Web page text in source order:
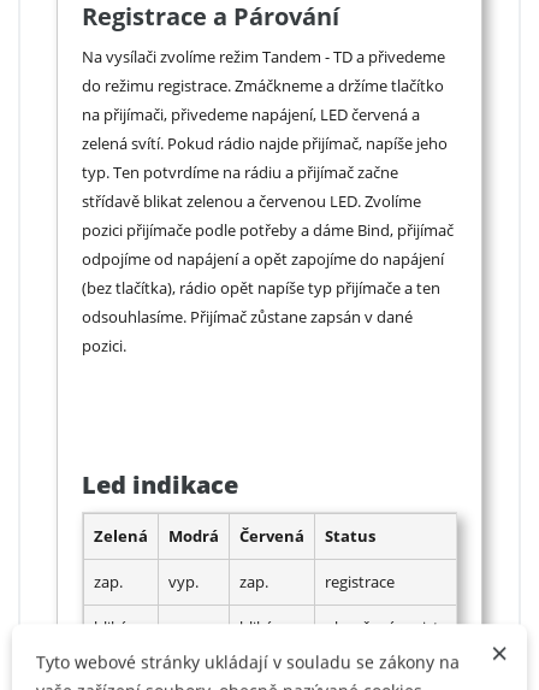
Registrace a Párování
Na vysílači zvolíme režim Tandem - TD a přivedeme
do režimu registrace. Zmáčkneme a držíme tlačítko
na přijímači, přivedeme napájení, LED červená a
zelená svítí. Pokud rádio najde přijímač, napíše jeho
typ. Ten potvrdíme na rádiu a přijímač začne
střídavě blikat zelenou a červenou LED. Zvolíme
pozici přijímače podle potřeby a dáme Bind, přijímač
odpojíme od napájení a opět zapojíme do napájení
(bez tlačítka), rádio opět napíše typ přijímače a ten
odsouhlasíme. Přijímač zůstane zapsán v dané
pozici.
Led indikace
Zelená Modrá Červená Status
zap. vyp. zap. registrace
bliká bliká ukončená registrace
zap. vyp. zap. párování
×
Tyto webové stránky ukládají v souladu se zákony na